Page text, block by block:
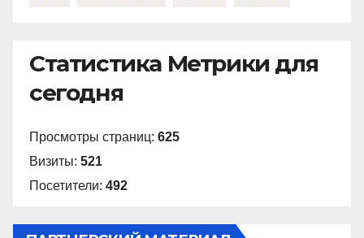
Статистика Метрики для
сегодня
Просмотры страниц: 625
Визиты: 521
Посетители: 492